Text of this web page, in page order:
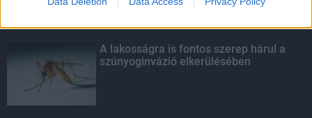
A lakosságra is fontos szerep hárul a
szúnyoginvázió elkerülésében